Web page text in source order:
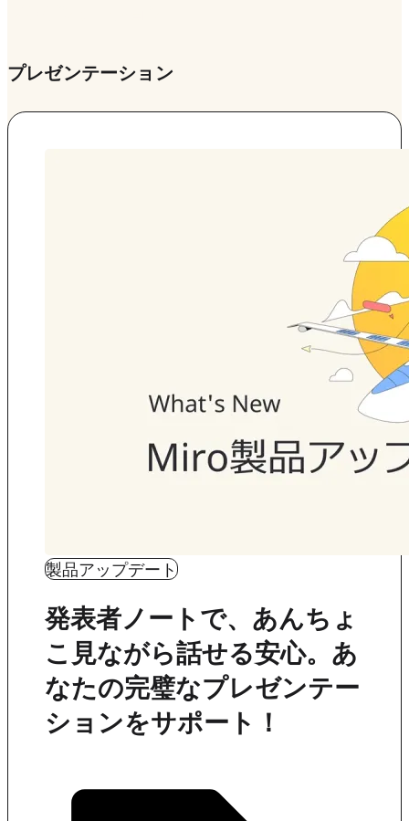
プレゼンテーション
製品アップデート
発表者ノートで、あんちょ
こ見ながら話せる安心。あ
なたの完璧なプレゼンテー
ションをサポート！